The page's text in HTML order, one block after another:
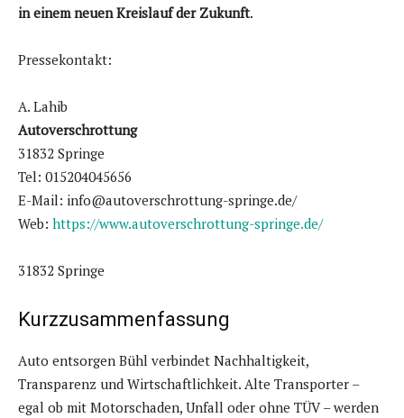
in einem neuen Kreislauf der Zukunft.
Pressekontakt:
A. Lahib
Autoverschrottung
31832 Springe
Tel: 015204045656
E-Mail: info@autoverschrottung-springe.de/
Web: https://www.autoverschrottung-springe.de/
31832 Springe
Kurzzusammenfassung
Auto entsorgen Bühl verbindet Nachhaltigkeit,
Transparenz und Wirtschaftlichkeit. Alte Transporter –
egal ob mit Motorschaden, Unfall oder ohne TÜV – werden